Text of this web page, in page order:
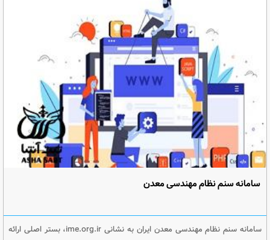
سامانه سنم نظام مهندسی معدن
سامانه سنم نظام مهندسی معدن ایران به نشانی ime.org.ir، بستر اصلی ارائه